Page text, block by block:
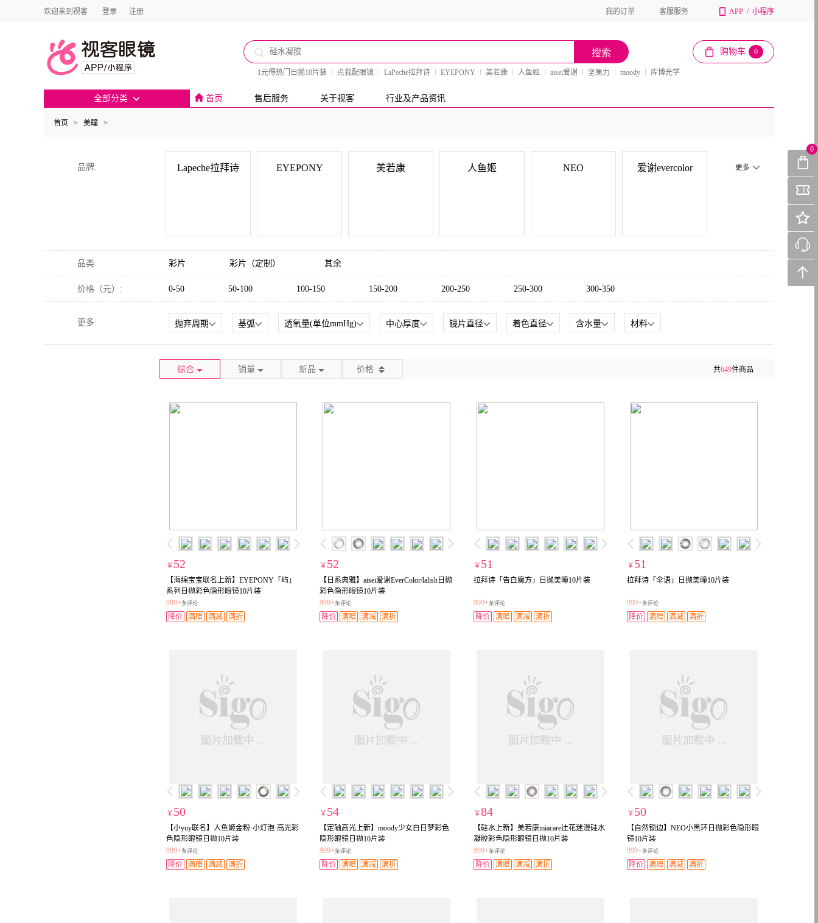
欢迎来到视客 登录 注册 我的订单 客服服务 APP / 小程序
搜索
1元得热门日抛10片装 点我配眼镜 LaPeche拉拜诗 EYEPONY 美若康 人鱼姬 aisei爱谢 坚果力 moody 库博光学
购物车 0
全部分类 首页 售后服务 关于视客 行业及产品资讯
首页 > 美瞳 >
0
品牌: Lapeche拉拜诗
Lapeche拉拜诗
EYEPONY
EYEPONY
美若康
美若康
人鱼姬
人鱼姬
NEO
NEO
爱谢evercolor
爱谢evercolor
更多
品类: 彩片 彩片（定制） 其余
价格（元） : 0-50 50-100 100-150 150-200 200-250 250-300 300-350
更多: 抛弃周期 基弧 透氧量(单位mmHg) 中心厚度 镜片直径 着色直径 含水量 材料
综合 销量 新品 价格 共649件商品
￥ 52
【海绵宝宝联名上新】EYEPONY「屿」
系列日抛彩色隐形眼镜10片装
999+条评论
降价 满赠 满减 满折
￥ 52
【日系典雅】aisei爱谢EverColor/lalish日抛
彩色隐形眼镜10片装
999+条评论
降价 满赠 满减 满折
￥ 51
拉拜诗「告白魔方」日抛美瞳10片装
999+条评论
降价 满赠 满减 满折
￥ 51
拉拜诗「伞语」日抛美瞳10片装
999+条评论
降价 满赠 满减 满折
￥ 50
【小yuy联名】人鱼姬金粉·小灯泡·高光彩
色隐形眼镜日抛10片装
999+条评论
降价 满赠 满减 满折
￥ 54
【定轴高光上新】moody少女白日梦彩色
隐形眼镜日抛10片装
999+条评论
降价 满赠 满减 满折
￥84
【硅水上新】美若康miacare辻花迷漫硅水
凝胶彩色隐形眼镜日抛10片装
999+条评论
降价 满赠 满减 满折
￥ 50
【自然锁边】NEO小黑环日抛彩色隐形眼
镜10片装
999+条评论
降价 满赠 满减 满折